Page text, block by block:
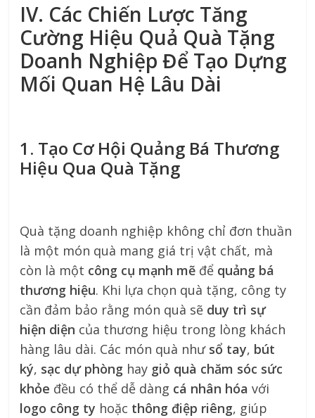
IV. Các Chiến Lược Tăng
Cường Hiệu Quả Quà Tặng
Doanh Nghiệp Để Tạo Dựng
Mối Quan Hệ Lâu Dài
1. Tạo Cơ Hội Quảng Bá Thương
Hiệu Qua Quà Tặng
Quà tặng doanh nghiệp không chỉ đơn thuần
là một món quà mang giá trị vật chất, mà
còn là một công cụ mạnh mẽ để quảng bá
thương hiệu. Khi lựa chọn quà tặng, công ty
cần đảm bảo rằng món quà sẽ duy trì sự
hiện diện của thương hiệu trong lòng khách
hàng lâu dài. Các món quà như sổ tay, bút
ký, sạc dự phòng hay giỏ quà chăm sóc sức
khỏe đều có thể dễ dàng cá nhân hóa với
logo công ty hoặc thông điệp riêng, giúp